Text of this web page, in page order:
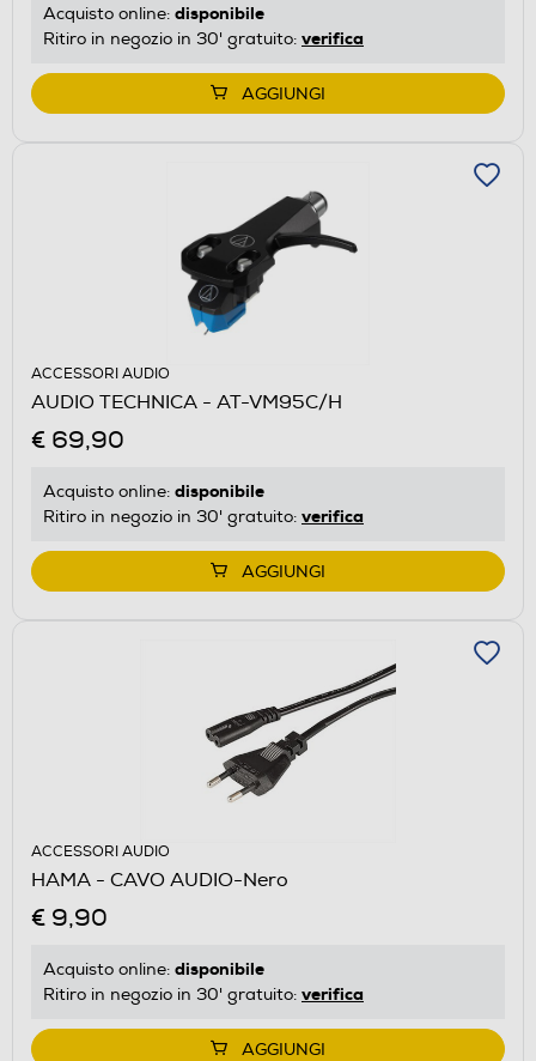
Acquisto online: disponibile
Ritiro in negozio in 30' gratuito: verifica
AGGIUNGI
ACCESSORI AUDIO
AUDIO TECHNICA - AT-VM95C/H
€ 69,90
Acquisto online: disponibile
Ritiro in negozio in 30' gratuito: verifica
AGGIUNGI
ACCESSORI AUDIO
HAMA - CAVO AUDIO-Nero
€ 9,90
Acquisto online: disponibile
Ritiro in negozio in 30' gratuito: verifica
AGGIUNGI